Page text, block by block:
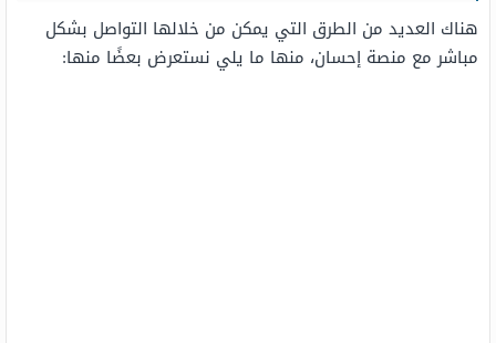
هناك العديد من الطرق التي يمكن من خلالها التواصل بشكل
مباشر مع منصة إحسان، منها ما يلي نستعرض بعضًا منها: